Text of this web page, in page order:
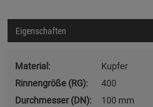
Eigenschaften
Material:
Kupfer
Rinnengröße (RG):
400
Durchmesser (DN):
100 mm